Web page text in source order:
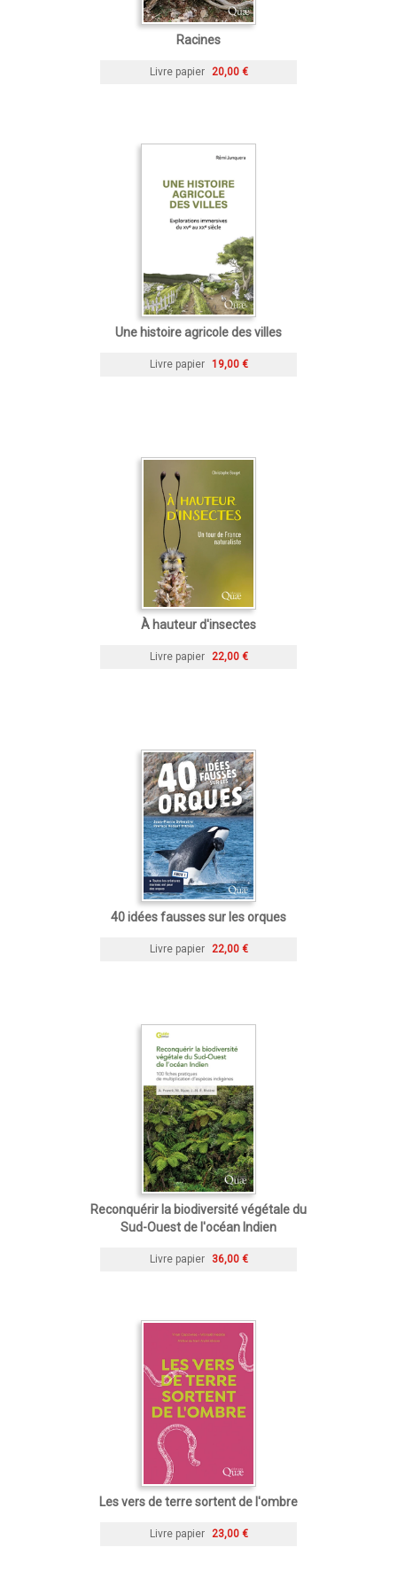
Racines
Livre papier 20,00 €
Une histoire agricole des villes
Livre papier 19,00 €
À hauteur d'insectes
Livre papier 22,00 €
40 idées fausses sur les orques
Livre papier 22,00 €
Reconquérir la biodiversité végétale du
Sud-Ouest de l'océan Indien
Livre papier 36,00 €
Les vers de terre sortent de l'ombre
Livre papier 23,00 €